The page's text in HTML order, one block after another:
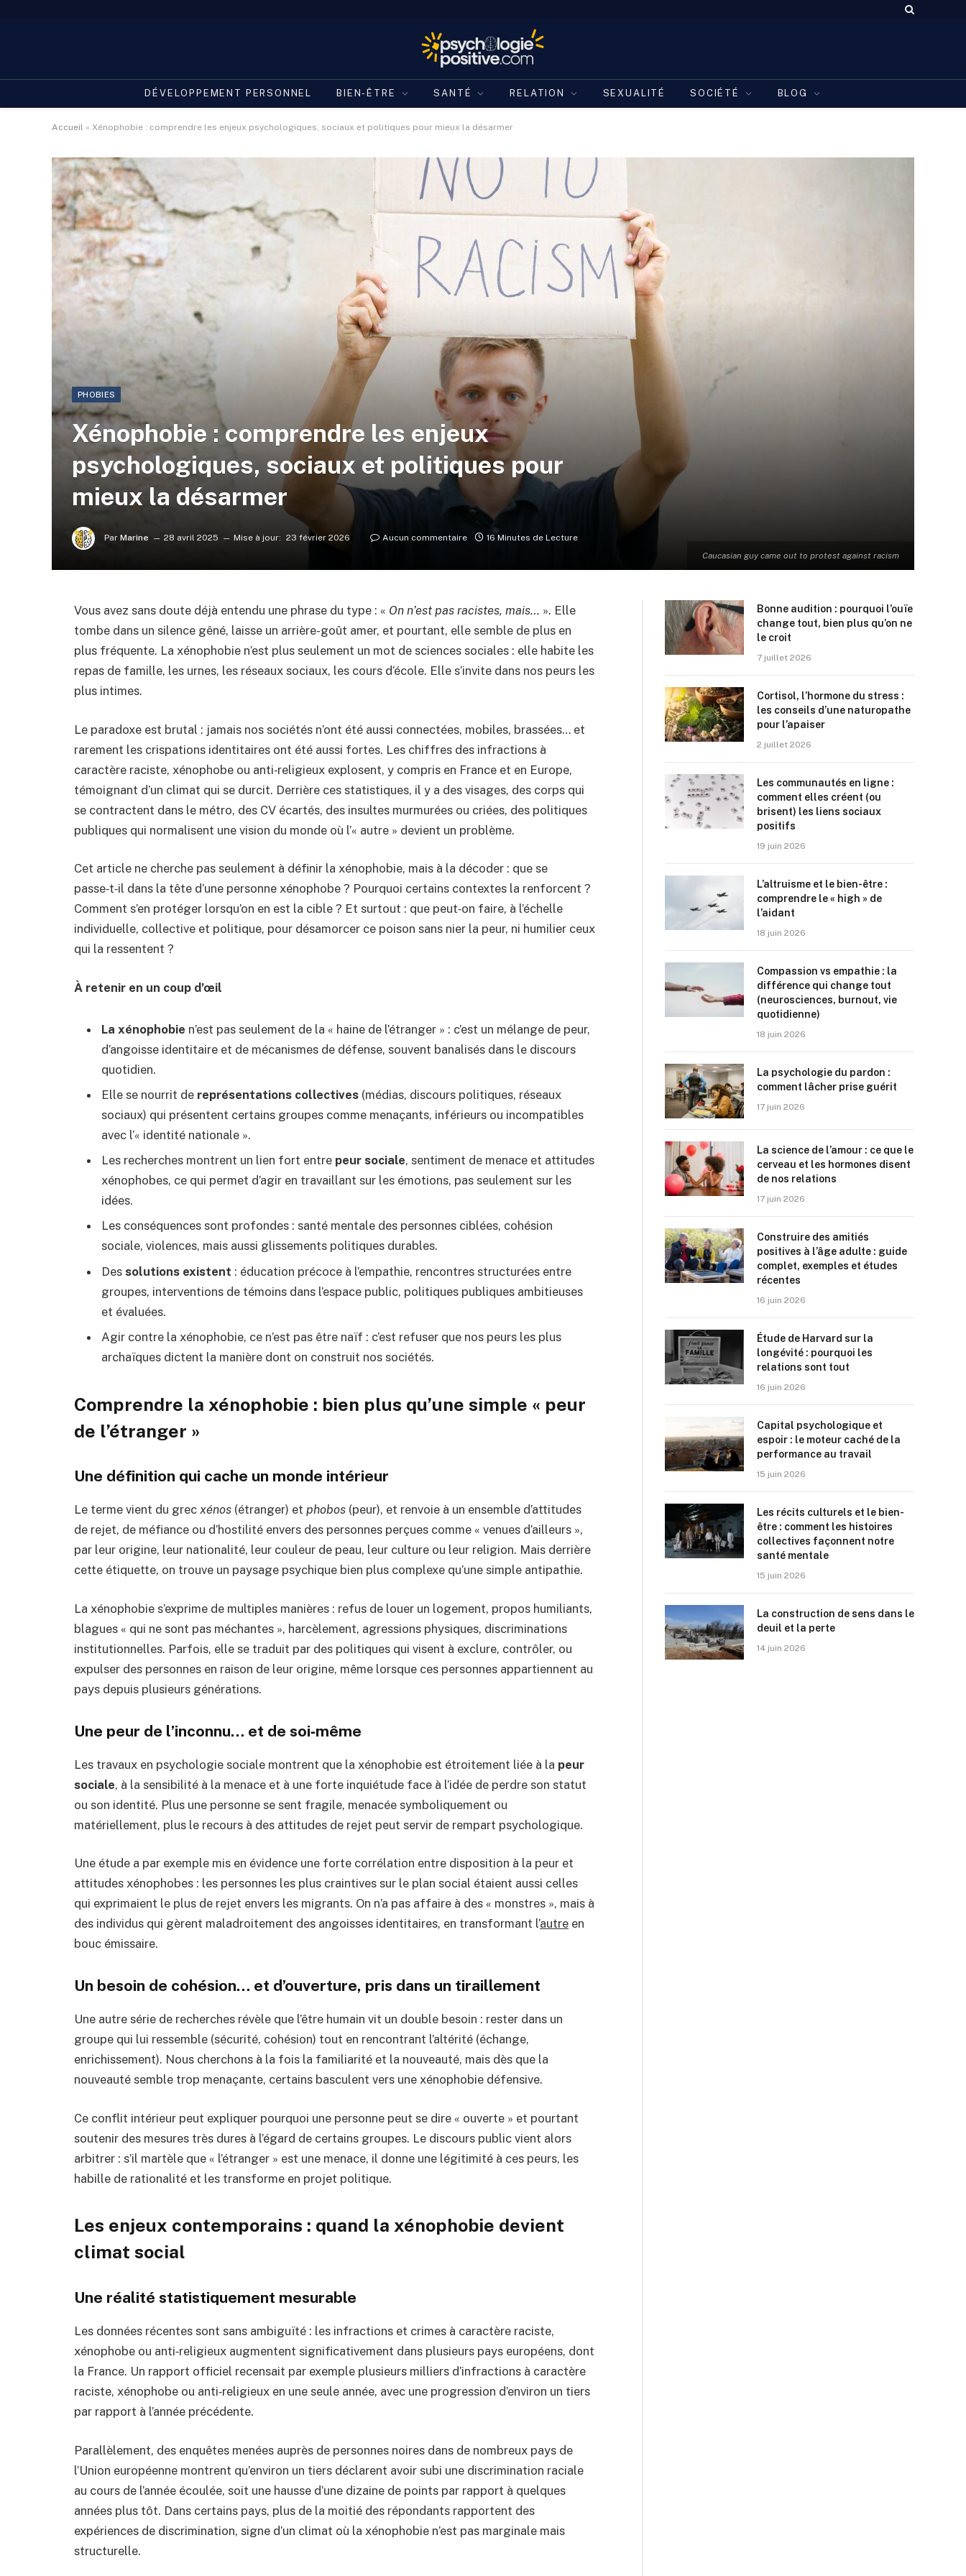
DÉVELOPPEMENT PERSONNEL BIEN-ÊTRE SANTÉ RELATION SEXUALITÉ SOCIÉTÉ BLOG
Accueil » Xénophobie : comprendre les enjeux psychologiques, sociaux et politiques pour mieux la désarmer
Caucasian guy came out to protest against racism
PHOBIES
Xénophobie : comprendre les enjeux
psychologiques, sociaux et politiques pour
mieux la désarmer
Par Marine 28 avril 2025 Mise à jour: 23 février 2026 Aucun commentaire 16 Minutes de Lecture
Vous avez sans doute déjà entendu une phrase du type : « On n’est pas racistes, mais… ». Elle
tombe dans un silence gêné, laisse un arrière-goût amer, et pourtant, elle semble de plus en
plus fréquente. La xénophobie n’est plus seulement un mot de sciences sociales : elle habite les
repas de famille, les urnes, les réseaux sociaux, les cours d’école. Elle s’invite dans nos peurs les
plus intimes.
Le paradoxe est brutal : jamais nos sociétés n’ont été aussi connectées, mobiles, brassées… et
rarement les crispations identitaires ont été aussi fortes. Les chiffres des infractions à
caractère raciste, xénophobe ou anti‑religieux explosent, y compris en France et en Europe,
témoignant d’un climat qui se durcit. Derrière ces statistiques, il y a des visages, des corps qui
se contractent dans le métro, des CV écartés, des insultes murmurées ou criées, des politiques
publiques qui normalisent une vision du monde où l’« autre » devient un problème.
Cet article ne cherche pas seulement à définir la xénophobie, mais à la décoder : que se
passe‑t‑il dans la tête d’une personne xénophobe ? Pourquoi certains contextes la renforcent ?
Comment s’en protéger lorsqu’on en est la cible ? Et surtout : que peut‑on faire, à l’échelle
individuelle, collective et politique, pour désamorcer ce poison sans nier la peur, ni humilier ceux
qui la ressentent ?
À retenir en un coup d’œil
La xénophobie n’est pas seulement de la « haine de l’étranger » : c’est un mélange de peur,
d’angoisse identitaire et de mécanismes de défense, souvent banalisés dans le discours
quotidien.
Elle se nourrit de représentations collectives (médias, discours politiques, réseaux
sociaux) qui présentent certains groupes comme menaçants, inférieurs ou incompatibles
avec l’« identité nationale ».
Les recherches montrent un lien fort entre peur sociale, sentiment de menace et attitudes
xénophobes, ce qui permet d’agir en travaillant sur les émotions, pas seulement sur les
idées.
Les conséquences sont profondes : santé mentale des personnes ciblées, cohésion
sociale, violences, mais aussi glissements politiques durables.
Des solutions existent : éducation précoce à l’empathie, rencontres structurées entre
groupes, interventions de témoins dans l’espace public, politiques publiques ambitieuses
et évaluées.
Agir contre la xénophobie, ce n’est pas être naïf : c’est refuser que nos peurs les plus
archaïques dictent la manière dont on construit nos sociétés.
Comprendre la xénophobie : bien plus qu’une simple « peur
de l’étranger »
Une définition qui cache un monde intérieur
Le terme vient du grec xénos (étranger) et phobos (peur), et renvoie à un ensemble d’attitudes
de rejet, de méfiance ou d’hostilité envers des personnes perçues comme « venues d’ailleurs »,
par leur origine, leur nationalité, leur couleur de peau, leur culture ou leur religion. Mais derrière
cette étiquette, on trouve un paysage psychique bien plus complexe qu’une simple antipathie.
La xénophobie s’exprime de multiples manières : refus de louer un logement, propos humiliants,
blagues « qui ne sont pas méchantes », harcèlement, agressions physiques, discriminations
institutionnelles. Parfois, elle se traduit par des politiques qui visent à exclure, contrôler, ou
expulser des personnes en raison de leur origine, même lorsque ces personnes appartiennent au
pays depuis plusieurs générations.
Une peur de l’inconnu… et de soi‑même
Les travaux en psychologie sociale montrent que la xénophobie est étroitement liée à la peur
sociale, à la sensibilité à la menace et à une forte inquiétude face à l’idée de perdre son statut
ou son identité. Plus une personne se sent fragile, menacée symboliquement ou
matériellement, plus le recours à des attitudes de rejet peut servir de rempart psychologique.
Une étude a par exemple mis en évidence une forte corrélation entre disposition à la peur et
attitudes xénophobes : les personnes les plus craintives sur le plan social étaient aussi celles
qui exprimaient le plus de rejet envers les migrants. On n’a pas affaire à des « monstres », mais à
des individus qui gèrent maladroitement des angoisses identitaires, en transformant l’autre en
bouc émissaire.
Un besoin de cohésion… et d’ouverture, pris dans un tiraillement
Une autre série de recherches révèle que l’être humain vit un double besoin : rester dans un
groupe qui lui ressemble (sécurité, cohésion) tout en rencontrant l’altérité (échange,
enrichissement). Nous cherchons à la fois la familiarité et la nouveauté, mais dès que la
nouveauté semble trop menaçante, certains basculent vers une xénophobie défensive.
Ce conflit intérieur peut expliquer pourquoi une personne peut se dire « ouverte » et pourtant
soutenir des mesures très dures à l’égard de certains groupes. Le discours public vient alors
arbitrer : s’il martèle que « l’étranger » est une menace, il donne une légitimité à ces peurs, les
habille de rationalité et les transforme en projet politique.
Les enjeux contemporains : quand la xénophobie devient
climat social
Une réalité statistiquement mesurable
Les données récentes sont sans ambiguïté : les infractions et crimes à caractère raciste,
xénophobe ou anti‑religieux augmentent significativement dans plusieurs pays européens, dont
la France. Un rapport officiel recensait par exemple plusieurs milliers d’infractions à caractère
raciste, xénophobe ou anti‑religieux en une seule année, avec une progression d’environ un tiers
par rapport à l’année précédente.
Parallèlement, des enquêtes menées auprès de personnes noires dans de nombreux pays de
l’Union européenne montrent qu’environ un tiers déclarent avoir subi une discrimination raciale
au cours de l’année écoulée, soit une hausse d’une dizaine de points par rapport à quelques
années plus tôt. Dans certains pays, plus de la moitié des répondants rapportent des
expériences de discrimination, signe d’un climat où la xénophobie n’est pas marginale mais
structurelle.
Bonne audition : pourquoi l’ouïe
change tout, bien plus qu’on ne
le croit
7 juillet 2026
Cortisol, l’hormone du stress :
les conseils d’une naturopathe
pour l’apaiser
2 juillet 2026
Les communautés en ligne :
comment elles créent (ou
brisent) les liens sociaux
positifs
19 juin 2026
L’altruisme et le bien-être :
comprendre le « high » de
l’aidant
18 juin 2026
Compassion vs empathie : la
différence qui change tout
(neurosciences, burnout, vie
quotidienne)
18 juin 2026
La psychologie du pardon :
comment lâcher prise guérit
17 juin 2026
La science de l’amour : ce que le
cerveau et les hormones disent
de nos relations
17 juin 2026
Construire des amitiés
positives à l’âge adulte : guide
complet, exemples et études
récentes
16 juin 2026
Étude de Harvard sur la
longévité : pourquoi les
relations sont tout
16 juin 2026
Capital psychologique et
espoir : le moteur caché de la
performance au travail
15 juin 2026
Les récits culturels et le bien-
être : comment les histoires
collectives façonnent notre
santé mentale
15 juin 2026
La construction de sens dans le
deuil et la perte
14 juin 2026